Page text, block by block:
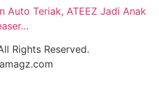
Auto Teriak, ATEEZ Jadi Anak
Rights Reserved.